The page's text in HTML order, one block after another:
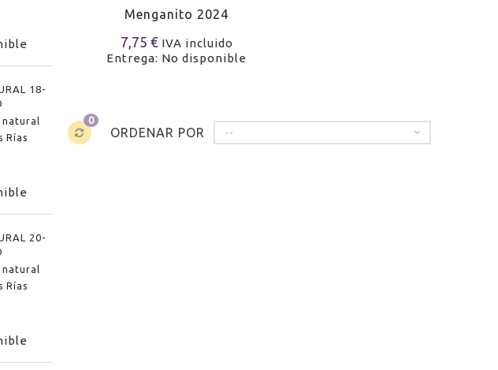
18-
natural
Rías
20-
natural
Rías
Menganito 2024
7,75 € IVA incluido
Entrega: No disponible
0
ORDENAR POR --